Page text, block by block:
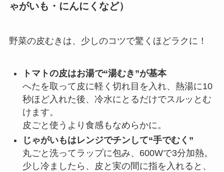
ゃがいも・にんにくなど）
野菜の皮むきは、少しのコツで驚くほどラクに！
トマトの皮はお湯で“湯むき”が基本
へたを取って皮に軽く切れ目を入れ、熱湯に10
秒ほど入れた後、冷水にとるだけでスルッとむ
けます。
皮ごと使うより食感もなめらかに。
じゃがいもはレンジでチンして“手でむく”
丸ごと洗ってラップに包み、600Wで3分加熱。
少し冷ましたら、皮と実の間に指を入れると、